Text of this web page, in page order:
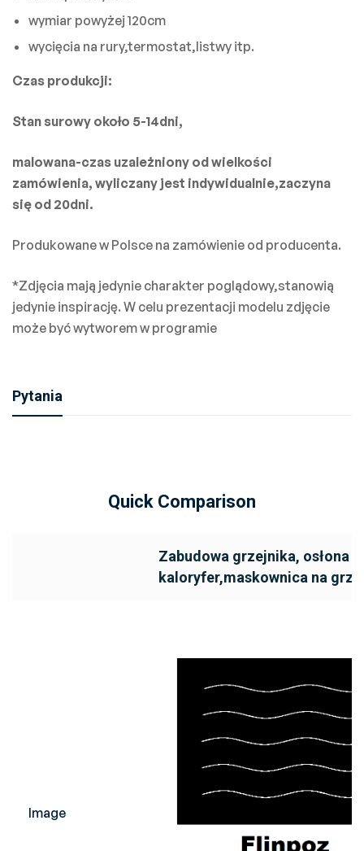
wymiar powyżej 120cm
wycięcia na rury,termostat,listwy itp.
Czas produkcji:
Stan surowy około 5-14dni,
malowana-czas uzależniony od wielkości
zamówienia, wyliczany jest indywidualnie,zaczyna
się od 20dni.
Produkowane w Polsce na zamówienie od producenta.
*Zdjęcia mają jedynie charakter poglądowy,stanowią
jedynie inspirację. W celu prezentacji modelu zdjęcie
może być wytworem w programie
Pytania
Quick Comparison
Zabudowa grzejnika, osłona
kaloryfer,maskownica na
Image